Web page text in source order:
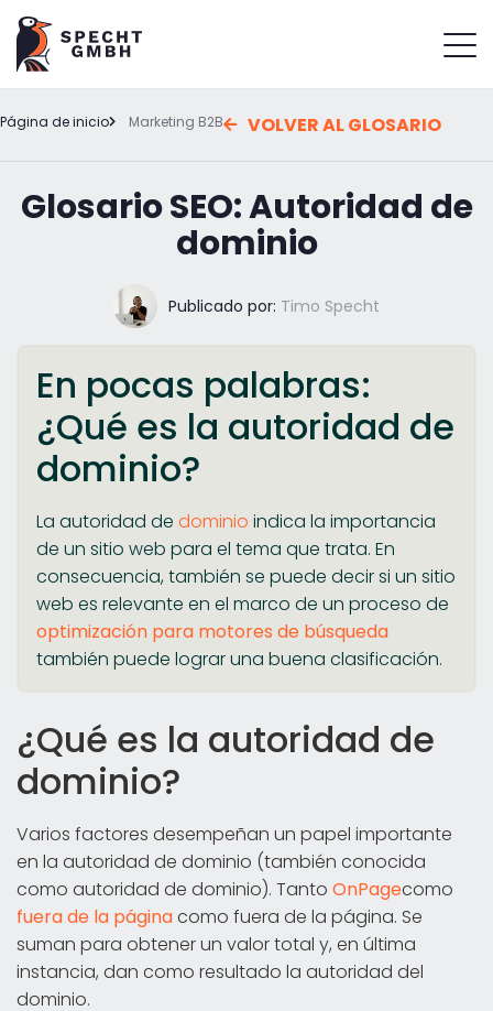
Página de inicio Marketing B2B VOLVER AL GLOSARIO
Glosario SEO: Autoridad de
dominio
Publicado por: Timo Specht
En pocas palabras:
¿Qué es la autoridad de
dominio?
La autoridad de dominio indica la importancia
de un sitio web para el tema que trata. En
consecuencia, también se puede decir si un sitio
web es relevante en el marco de un proceso de
optimización para motores de búsqueda
también puede lograr una buena clasificación.
¿Qué es la autoridad de
dominio?
Varios factores desempeñan un papel importante
en la autoridad de dominio (también conocida
como autoridad de dominio). Tanto OnPagecomo
fuera de la páginacomo fuera de la página. Se
suman para obtener un valor total y, en última
instancia, dan como resultado la autoridad del
dominio.